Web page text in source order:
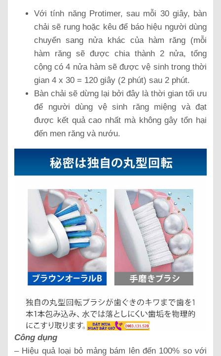
Với tính năng Protimer, sau mỗi 30 giây, bàn
chải sẽ rung hoặc kêu để báo hiệu người dùng
chuyển sang nửa khác của hàm răng (mỗi
hàm răng sẽ được chia thành 2 nửa, tổng
cộng có 4 nửa hàm sẽ được vệ sinh trong thời
gian 4 x 30 = 120 giây (2 phút) sau 2 phút.
Bàn chải sẽ dừng lại bởi đây là thời gian tối ưu
để người dùng vệ sinh răng miệng và đạt
được kết quả cao nhất mà không gây tổn hại
đến men răng và nướu.
Công dụng
– Hiệu quả loại bỏ mảng bám lên đến 100% so với